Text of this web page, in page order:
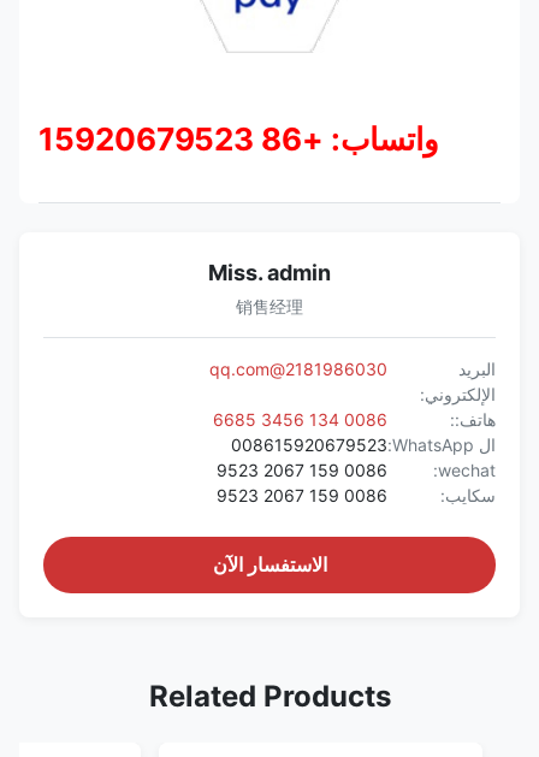
واتساب: +86 15920679523
Miss. admin
销售经理
البريد
الإلكتروني:
2181986030@qq.com
هاتف::
0086 134 3456 6685
ال WhatsApp:
008615920679523
wechat:
0086 159 2067 9523
سكايب:
0086 159 2067 9523
الاستفسار الآن
Related Products